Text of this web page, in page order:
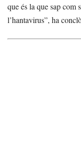
que és la que sap com
l’hantavirus”, ha